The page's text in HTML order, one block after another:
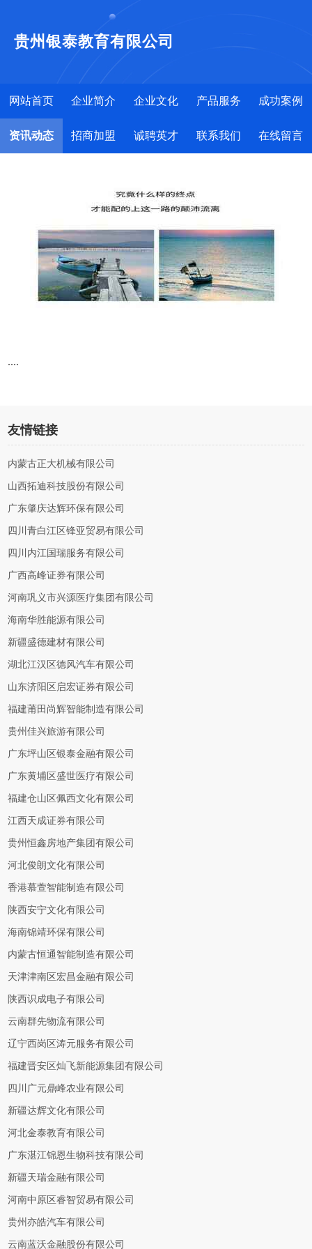
贵州银泰教育有限公司
网站首页 企业简介 企业文化 产品服务 成功案例
资讯动态 招商加盟 诚聘英才 联系我们 在线留言
....
友情链接
内蒙古正大机械有限公司
山西拓迪科技股份有限公司
广东肇庆达辉环保有限公司
四川青白江区锋亚贸易有限公司
四川内江国瑞服务有限公司
广西高峰证券有限公司
河南巩义市兴源医疗集团有限公司
海南华胜能源有限公司
新疆盛德建材有限公司
湖北江汉区德风汽车有限公司
山东济阳区启宏证券有限公司
福建莆田尚辉智能制造有限公司
贵州佳兴旅游有限公司
广东坪山区银泰金融有限公司
广东黄埔区盛世医疗有限公司
福建仓山区佩西文化有限公司
江西天成证券有限公司
贵州恒鑫房地产集团有限公司
河北俊朗文化有限公司
香港慕萱智能制造有限公司
陕西安宁文化有限公司
海南锦靖环保有限公司
内蒙古恒通智能制造有限公司
天津津南区宏昌金融有限公司
陕西识成电子有限公司
云南群先物流有限公司
辽宁西岗区涛元服务有限公司
福建晋安区灿飞新能源集团有限公司
四川广元鼎峰农业有限公司
新疆达辉文化有限公司
河北金泰教育有限公司
广东湛江锦恩生物科技有限公司
新疆天瑞金融有限公司
河南中原区睿智贸易有限公司
贵州亦皓汽车有限公司
云南蓝沃金融股份有限公司